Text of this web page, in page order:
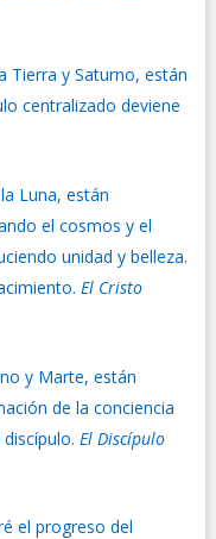
Tierra y Saturno, están
centralizado deviene
Luna, están
el cosmos y el
unidad y belleza.
El Cristo
y Marte, están
de la conciencia
El Discípulo
el progreso del